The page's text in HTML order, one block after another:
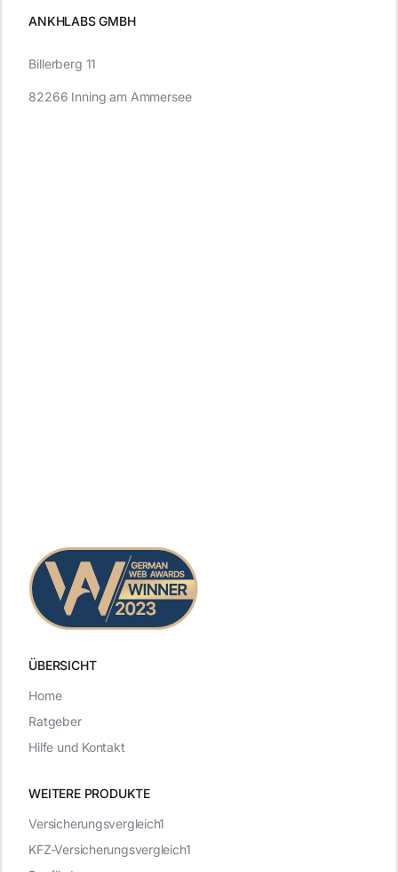
ANKHLABS GMBH
ÜBERSICHT
WEITERE PRODUKTE
Billerberg 11
82266 Inning am Ammersee
Versicherungsvergleich1
KFZ-Versicherungsvergleich1
Home
Ratgeber
Hilfe und Kontakt